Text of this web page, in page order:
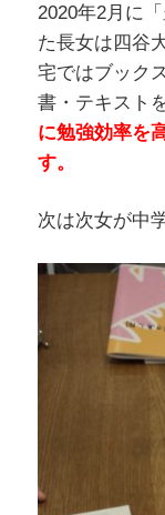
2020年2月に
た長女は四谷
宅ではブック
書・テキスト
に勉強効率を
す。
次は次女が中